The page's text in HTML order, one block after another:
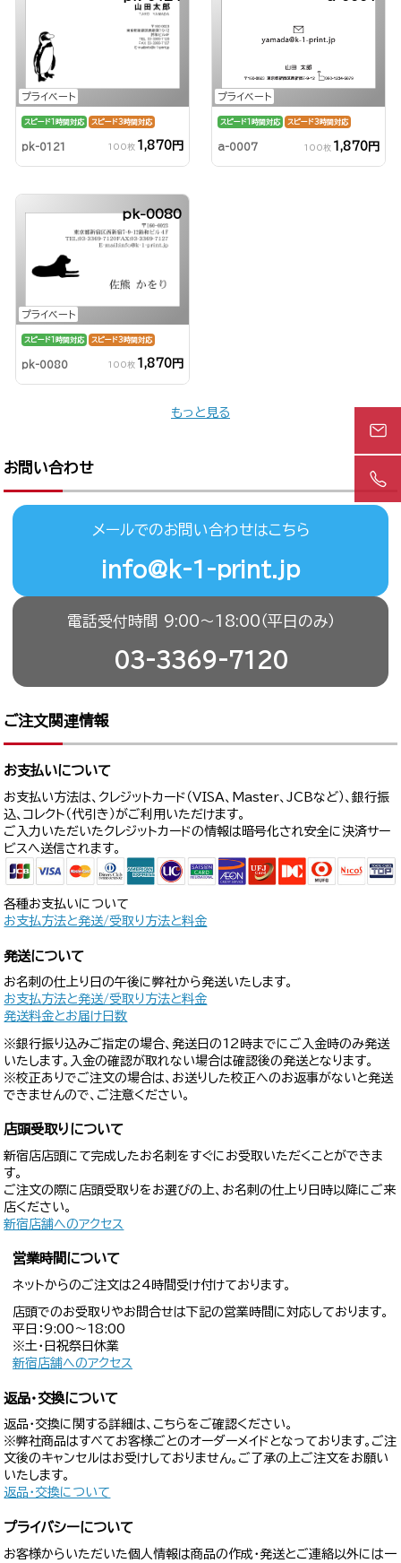
プライベート
スピード1時間対応 スピード3時間対応
pk-0121 100枚 1,870円
プライベート
スピード1時間対応 スピード3時間対応
a-0007 100枚 1,870円
プライベート
pk-0080
スピード1時間対応 スピード3時間対応
pk-0080 100枚 1,870円
もっと見る
お問い合わせ
メールでのお問い合わせはこちら
info@k-1-print.jp
電話受付時間 9:00〜18:00（平日のみ）
03-3369-7120
ご注文関連情報
お支払いについて
お支払い方法は、クレジットカード（VISA、Master、JCBなど）、銀行振
込、コレクト（代引き）がご利用いただけます。
ご入力いただいたクレジットカードの情報は暗号化され安全に決済サー
ビスへ送信されます。
各種お支払いについて
お支払方法と発送/受取り方法と料金
発送について
お名刺の仕上り日の午後に弊社から発送いたします。
お支払方法と発送/受取り方法と料金
発送料金とお届け日数
※銀行振り込みご指定の場合、発送日の12時までにご入金時のみ発送
いたします。入金の確認が取れない場合は確認後の発送となります。
※校正ありでご注文の場合は、お送りした校正へのお返事がないと発送
できませんので、ご注意ください。
店頭受取りについて
新宿店店頭にて完成したお名刺をすぐにお受取いただくことができま
す。
ご注文の際に店頭受取りをお選びの上、お名刺の仕上り日時以降にご来
店ください。
新宿店舗へのアクセス
営業時間について
ネットからのご注文は24時間受け付けております。
店頭でのお受取りやお問合せは下記の営業時間に対応しております。
平日：9:00〜18:00
※土・日祝祭日休業
新宿店舗へのアクセス
返品・交換について
返品・交換に関する詳細は、こちらをご確認ください。
※弊社商品はすべてお客様ごとのオーダーメイドとなっております。ご注
文後のキャンセルはお受けしておりません。ご了承の上ご注文をお願い
いたします。
返品・交換について
プライバシーについて
お客様からいただいた個人情報は商品の作成・発送とご連絡以外には一